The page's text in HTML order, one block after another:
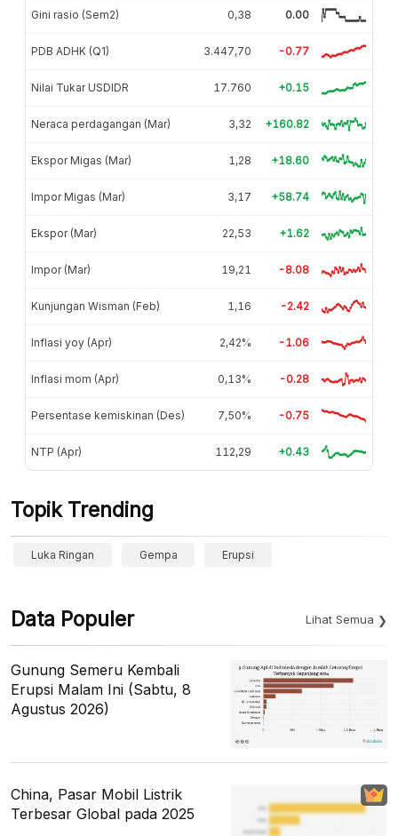
Gini rasio (Sem2) 0,38 0.00
PDB ADHK (Q1) 3.447,70 -0.77
Nilai Tukar USDIDR 17.760 +0.15
Neraca perdagangan (Mar) 3,32 +160.82
Ekspor Migas (Mar) 1,28 +18.60
Impor Migas (Mar) 3,17 +58.74
Ekspor (Mar) 22,53 +1.62
Impor (Mar) 19,21 -8.08
Kunjungan Wisman (Feb) 1,16 -2.42
Inflasi yoy (Apr) 2,42% -1.06
Inflasi mom (Apr) 0,13% -0.28
Persentase kemiskinan (Des) 7,50% -0.75
NTP (Apr) 112,29 +0.43
Topik Trending
Luka Ringan Gempa Erupsi
Data Populer Lihat Semua
Gunung Semeru Kembali
Erupsi Malam Ini (Sabtu, 8
Agustus 2026)
China, Pasar Mobil Listrik
Terbesar Global pada 2025